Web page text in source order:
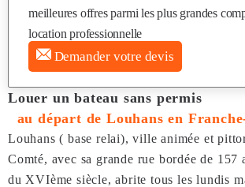
meilleures offres parmi les plus grandes
location professionnelle
Demander votre devis
Louer un bateau sans permis
au départ de Louhans en
Louhans ( base relai), ville animée et
Comté, avec sa grande rue bordée de 157
du XVIème siècle, abrite tous les lundis